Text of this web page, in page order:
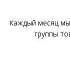
Каждый месяц
группы